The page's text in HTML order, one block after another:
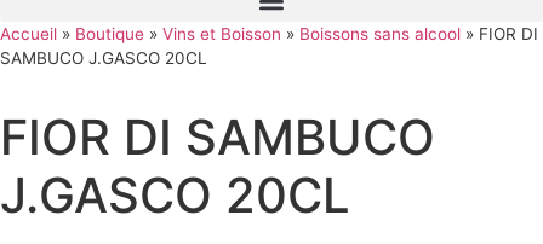
Accueil » Boutique » Vins et Boisson » Boissons sans alcool » FIOR DI
SAMBUCO J.GASCO 20CL
FIOR DI SAMBUCO
J.GASCO 20CL